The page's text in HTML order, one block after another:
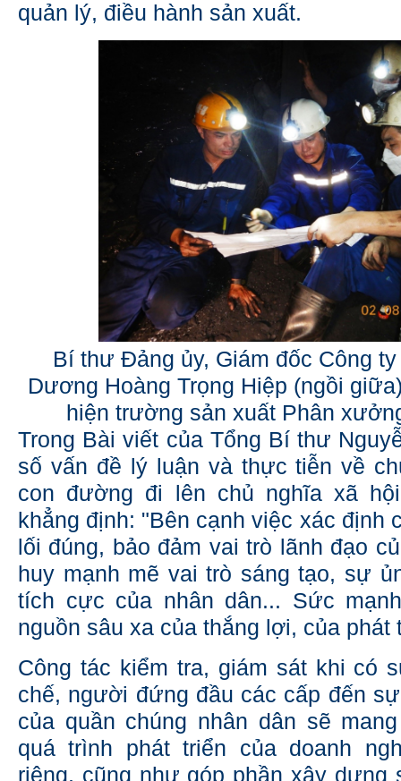
quản lý, điều hành sản xuất.
Bí thư Đảng ủy, Giám đốc Công
Dương Hoàng Trọng Hiệp (ngồi
hiện trường sản xuất Phân
Trong Bài viết của Tổng Bí thư
số vấn đề lý luận và thực tiễn về
con đường đi lên chủ nghĩa xã
khẳng định: "Bên cạnh việc xác định
lối đúng, bảo đảm vai trò lãnh đạo
huy mạnh mẽ vai trò sáng tạo, sự
tích cực của nhân dân... Sức
nguồn sâu xa của thắng lợi, của phát
Công tác kiểm tra, giám sát khi có
chế, người đứng đầu các cấp đến
của quần chúng nhân dân sẽ
quá trình phát triển của doanh
riêng, cũng như góp phần xây dựng